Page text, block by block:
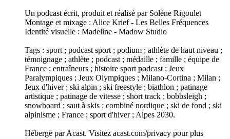
Un podcast écrit, produit et réalisé par Solène Rigoulet
Montage et mixage : Alice Krief - Les Belles Fréquences
Identité visuelle : Madeline - Madow Studio
Tags : sport ; podcast sport ; podium ; athlète de haut niveau ;
témoignage ; athlète ; podcast ; médaille ; famille ; équipe de
France ; entraîneurs ; histoire sport podcast ; Jeux
Paralympiques ; Jeux Olympiques ; Milano-Cortina ; Milan ;
Jeux d'hiver ; ski alpin ; ski freestyle ; biathlon ; patinage
artistique ; patinage de vitesse ; short track ; bobbsleigh ;
snowboard ; saut à skis ; combiné nordique ; ski de fond ; ski
alpinisme ; France ; sport d'hiver ; Alpes 2030.
Hébergé par Acast. Visitez acast.com/privacy pour plus